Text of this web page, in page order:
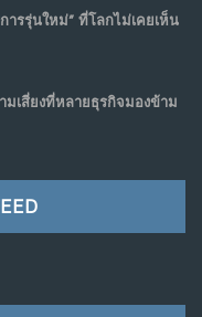
AI กำลังเปลี่ยนรัฐ
”
ารรุ่นใหม่” ที่โลกไม่เคยเห็น
เสี่ยงที่หลายธุรกิจมองข้าม